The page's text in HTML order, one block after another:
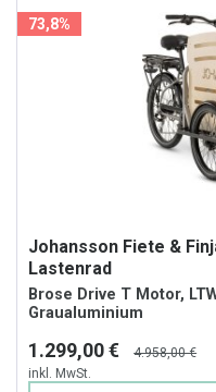
73,8%
Johansson Fiete &
Lastenrad
Brose Drive T Motor,
Graualuminium
1.299,00 €
4.958,00 €
inkl. MwSt.